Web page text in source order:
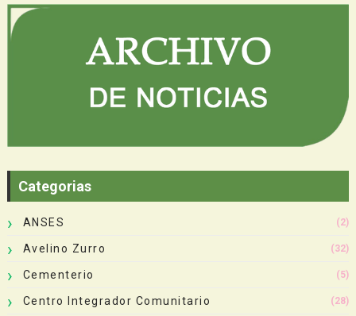
Categorias
ANSES (2)
Avelino Zurro (32)
Cementerio (5)
Centro Integrador Comunitario (28)